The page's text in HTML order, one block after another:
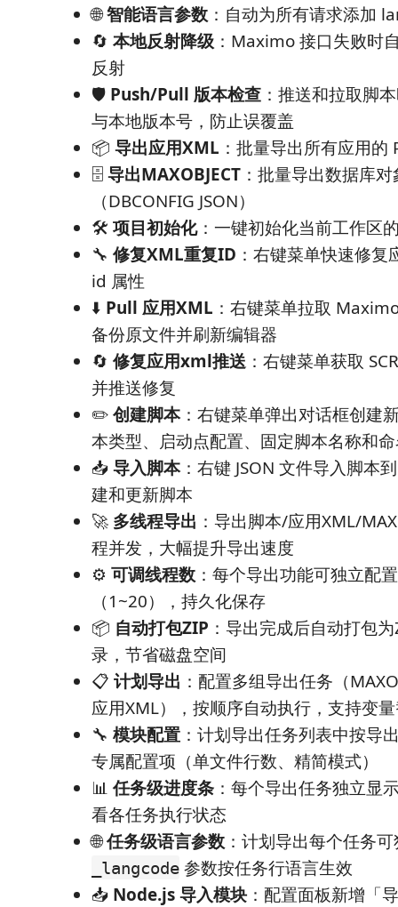
🌐智能语言参数 ：自动为所有请求添加
🔄 本地反射降级 ：Maximo 接口失败时
反射
🛡️ Push/Pull 版本检查 ：推送和拉取脚
与本地版本号，防止误覆盖
📦 导出应用XML ：批量导出所有应用
🗄️导出MAXOBJECT ：批量导出数据库
（DBCONFIG JSON）
🛠️ 项目初始化：一键初始化当前工作区
🔧 修复XML重复ID ：右键菜单快速修
id 属性
⬇️ Pull 应用XML ：右键菜单拉取
备份原文件并刷新编辑器
🔄 修复应用xml推送 ：右键菜单获取
并推送修复
✏️创建脚本 ：右键菜单弹出对话框创建
本类型、启动点配置、固定脚本名称和
📥导入脚本 ：右键 JSON 文件导入脚本
建和更新脚本
🚀 多线程导出 ：导出脚本/应用XML/
程并发，大幅提升导出速度
⚙️ 可调线程数 ：每个导出功能可独立配
（1~20），持久化保存
📦 自动打包ZIP ：导出完成后自动打包
录，节省磁盘空间
📋 计划导出 ：配置多组导出任务（
应用XML），按顺序自动执行，支持变
🔧 模块配置 ：计划导出任务列表中按导
专属配置项（单文件行数、精简模式）
📊任务级进度条 ：每个导出任务独立显
看各任务执行状态
🌐任务级语言参数 ：计划导出每个任务
_langcode 参数按任务行语言生效
📥 Node.js 导入模块：配置面板新增「